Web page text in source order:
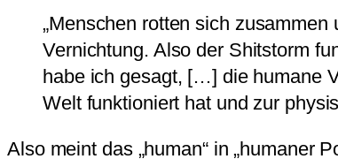
„Menschen rotten sich
Vernichtung. Also der Shitstorm
habe ich gesagt, […] die humane
Welt funktioniert hat und zur
Also meint das „human“ in „humaner